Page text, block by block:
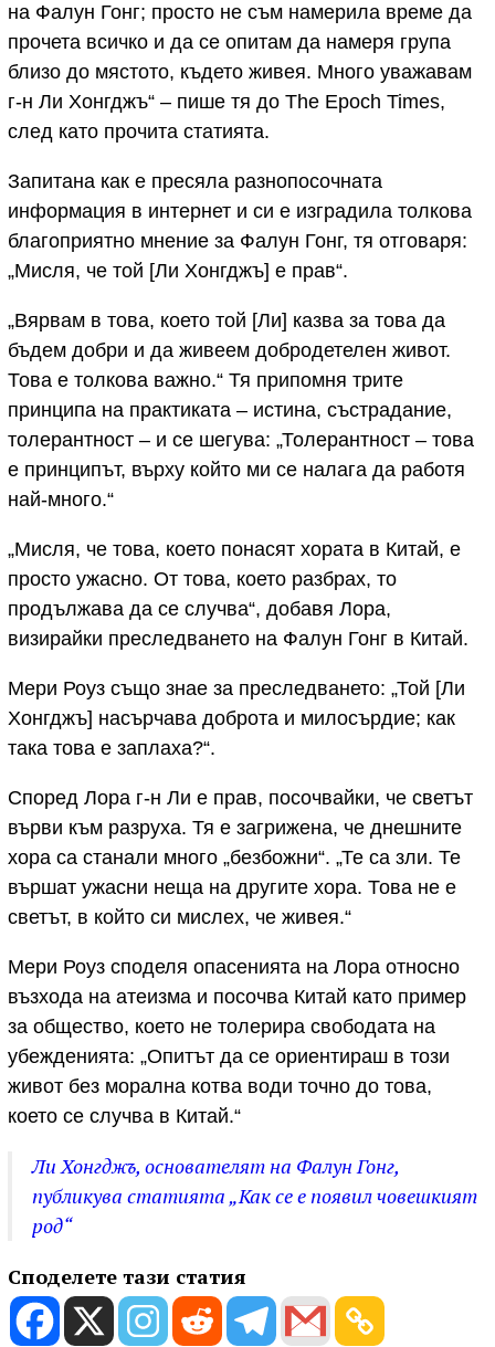
на Фалун Гонг; просто не съм намерила време да
прочета всичко и да се опитам да намеря група
близо до мястото, където живея. Много уважавам
г-н Ли Хонгджъ“ – пише тя до The Epoch Times,
след като прочита статията.
Запитана как е пресяла разнопосочната
информация в интернет и си е изградила толкова
благоприятно мнение за Фалун Гонг, тя отговаря:
„Мисля, че той [Ли Хонгджъ] е прав“.
„Вярвам в това, което той [Ли] казва за това да
бъдем добри и да живеем добродетелен живот.
Това е толкова важно.“ Тя припомня трите
принципа на практиката – истина, състрадание,
толерантност – и се шегува: „Толерантност – това
е принципът, върху който ми се налага да работя
най-много.“
„Мисля, че това, което понасят хората в Китай, е
просто ужасно. От това, което разбрах, то
продължава да се случва“, добавя Лора,
визирайки преследването на Фалун Гонг в Китай.
Мери Роуз също знае за преследването: „Той [Ли
Хонгджъ] насърчава доброта и милосърдие; как
така това е заплаха?“.
Според Лора г-н Ли е прав, посочвайки, че светът
върви към разруха. Тя е загрижена, че днешните
хора са станали много „безбожни“. „Те са зли. Те
вършат ужасни неща на другите хора. Това не е
светът, в който си мислех, че живея.“
Мери Роуз споделя опасенията на Лора относно
възхода на атеизма и посочва Китай като пример
за общество, което не толерира свободата на
убежденията: „Опитът да се ориентираш в този
живот без морална котва води точно до това,
което се случва в Китай.“
Ли Хонгджъ, основателят на Фалун Гонг,
публикува статията „Как се е появил човешкият
род“
Споделете тази статия